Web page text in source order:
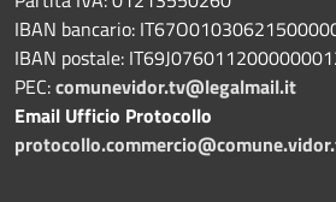
IBAN bancario:
IBAN postale:
PEC:comunevidor.tv@legalmail.it
Email Ufficio Protocollo